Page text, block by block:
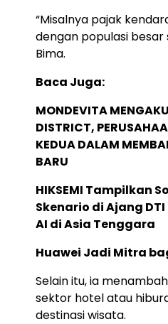
“Misalnya pajak
dengan populasi besar
Bima.
Baca Juga:
MONDEVITA
DISTRICT,
KEDUA DALAM
BARU
HIKSEMI Tampilkan
Skenario di Ajang
AI di Asia Tenggara
Huawei Jadi Mitra
Selain itu, ia
sektor hotel atau
destinasi wisata.